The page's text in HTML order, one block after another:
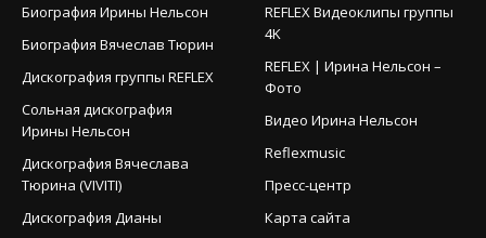
Биография Ирины Нельсон
Биография Вячеслав Тюрин
Дискография группы REFLEX
Сольная дискография
Ирины Нельсон
Дискография Вячеслава
Тюрина (VIVITI)
Дискография Дианы
REFLEX Видеоклипы группы
4K
REFLEX | Ирина Нельсон –
Фото
Видео Ирина Нельсон
Reflexmusic
Пресс-центр
Карта сайта